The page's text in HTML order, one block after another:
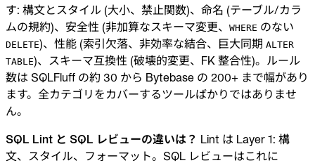
す: 構文とスタイル (大小、禁止関数)、命名 (テーブル/カラ
ムの規約)、安全性 (非加算なスキーマ変更、 WHERE のない
DELETE)、性能 (索引欠落、非効率な結合、巨大同期 ALTER
TABLE)、スキーマ互換性 (破壊的変更、FK 整合性)。ルール
数は SQLFluff の約 30 から Bytebase の 200+ まで幅があり
ます。全カテゴリをカバーするツールばかりではありませ
ん。
SQL Lint と SQL レビューの違いは？ Lint は Layer 1: 構
文、スタイル、フォーマット。SQL レビューはこれに